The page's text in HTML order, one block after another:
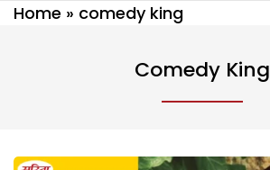
Home » comedy king
Comedy King